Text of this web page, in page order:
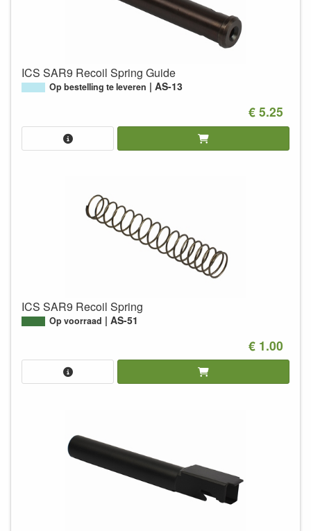
ICS SAR9 Recoil Spring Guide
Op bestelling te leveren AS-13
€ 5.25
ICS SAR9 Recoil Spring
Op voorraad AS-51
€ 1.00